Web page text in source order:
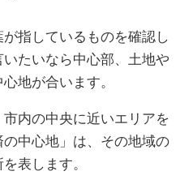
指しているものを確認し
たいなら中心部、土地や
地が合います。
内の中央に近いエリアを
中心地」は、その地域の
表します。